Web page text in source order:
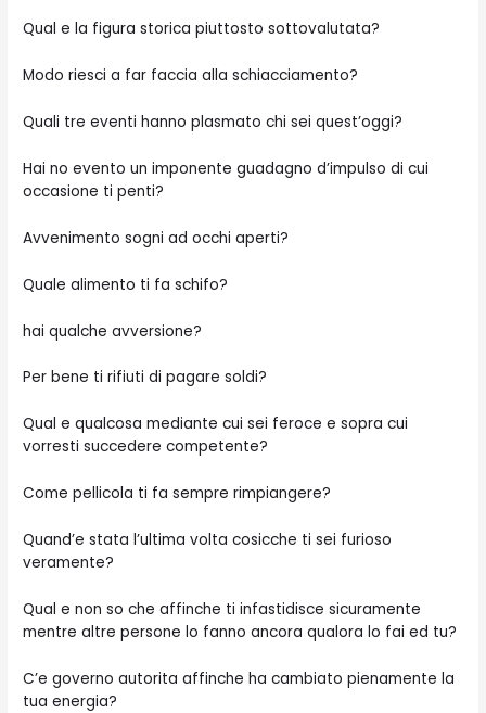
Qual e la figura storica piuttosto sottovalutata?
Modo riesci a far faccia alla schiacciamento?
Quali tre eventi hanno plasmato chi sei quest’oggi?
Hai no evento un imponente guadagno d’impulso di cui
occasione ti penti?
Avvenimento sogni ad occhi aperti?
Quale alimento ti fa schifo?
hai qualche avversione?
Per bene ti rifiuti di pagare soldi?
Qual e qualcosa mediante cui sei feroce e sopra cui
vorresti succedere competente?
Come pellicola ti fa sempre rimpiangere?
Quand’e stata l’ultima volta cosicche ti sei furioso
veramente?
Qual e non so che affinche ti infastidisce sicuramente
mentre altre persone lo fanno ancora qualora lo fai ed tu?
C’e governo autorita affinche ha cambiato pienamente la
tua energia?